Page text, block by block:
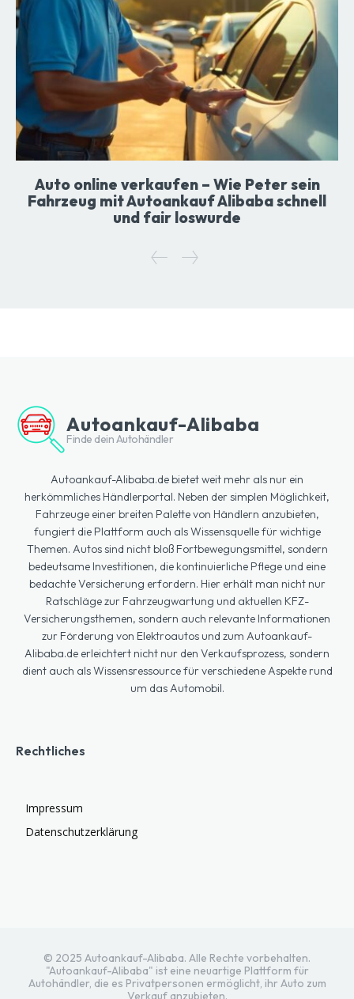
Auto online verkaufen – Wie Peter sein
Fahrzeug mit Autoankauf Alibaba schnell
und fair loswurde
Autoankauf-Alibaba
Finde dein Autohändler
Autoankauf-Alibaba.de bietet weit mehr als nur ein
herkömmliches Händlerportal. Neben der simplen Möglichkeit,
Fahrzeuge einer breiten Palette von Händlern anzubieten,
fungiert die Plattform auch als Wissensquelle für wichtige
Themen. Autos sind nicht bloß Fortbewegungsmittel, sondern
bedeutsame Investitionen, die kontinuierliche Pflege und eine
bedachte Versicherung erfordern. Hier erhält man nicht nur
Ratschläge zur Fahrzeugwartung und aktuellen KFZ-
Versicherungsthemen, sondern auch relevante Informationen
zur Förderung von Elektroautos und zum Autoankauf-
Alibaba.de erleichtert nicht nur den Verkaufsprozess, sondern
dient auch als Wissensressource für verschiedene Aspekte rund
um das Automobil.
Rechtliches
Impressum
Datenschutzerklärung
© 2025 Autoankauf-Alibaba. Alle Rechte vorbehalten.
"Autoankauf-Alibaba" ist eine neuartige Plattform für
Autohändler, die es Privatpersonen ermöglicht, ihr Auto zum
Verkauf anzubieten.